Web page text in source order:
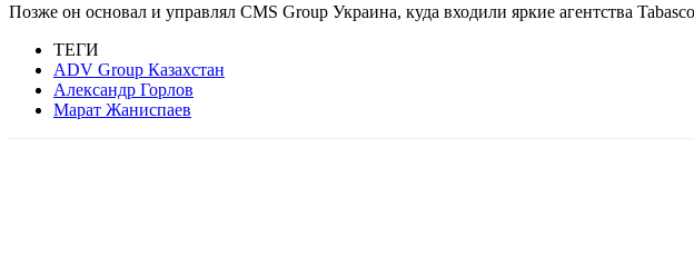
Позже он основал и управлял CMS Group Украина, куда входили яркие агентства
ТЕГИ
ADV Group Казахстан
Александр Горлов
Марат Жаниспаев